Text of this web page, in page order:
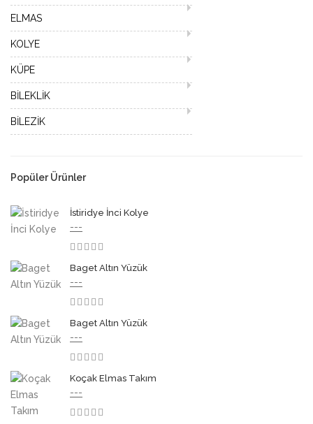
ELMAS
KOLYE
KÜPE
BİLEKLİK
BİLEZİK
Popüler Ürünler
İstiridye İnci Kolye
---
Baget Altın Yüzük
---
Baget Altın Yüzük
---
Koçak Elmas Takım
---